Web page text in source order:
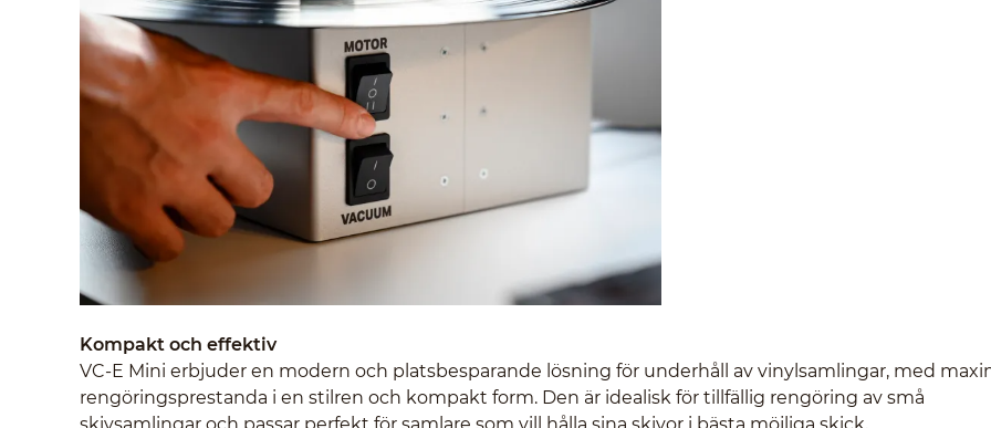
Kompakt och effektiv
VC-E Mini erbjuder en modern och platsbesparande lösning för underhåll av vinylsamlingar, med
rengöringsprestanda i en stilren och kompakt form. Den är idealisk för tillfällig rengöring av små